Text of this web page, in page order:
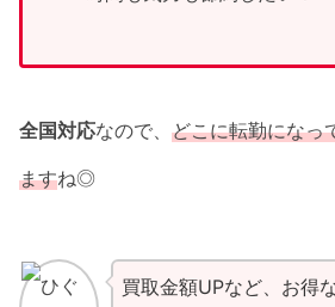
全国対応なので、 どこに転勤になっ
ますね◎
買取金額UPなど、お得